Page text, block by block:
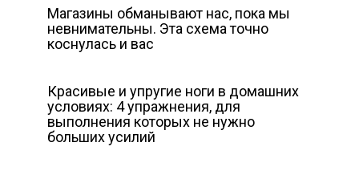
Магазины обманывают нас, пока мы
невнимательны. Эта схема точно
коснулась и вас
Красивые и упругие ноги в домашних
условиях: 4 упражнения, для
выполнения которых не нужно
больших усилий